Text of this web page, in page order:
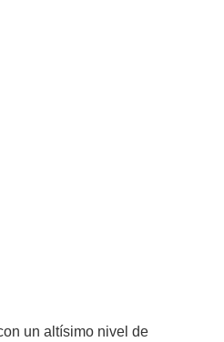
un altísimo nivel de